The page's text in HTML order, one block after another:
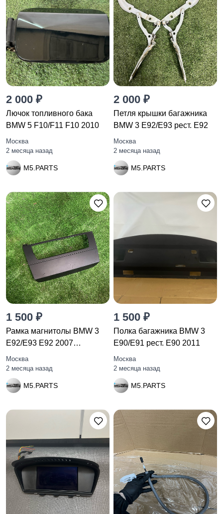
2 000 ₽
Лючок топливного бака
BMW 5 F10/F11 F10 2010
Москва
2 месяца назад
M5.PARTS
2 000 ₽
Петля крышки багажника
BMW 3 E92/E93 рест. E92
Москва
2 месяца назад
M5.PARTS
1 500 ₽
Рамка магнитолы BMW 3
E92/E93 E92 2007
51459118703
Москва
2 месяца назад
M5.PARTS
1 500 ₽
Полка багажника BMW 3
E90/E91 рест. E90 2011
Москва
2 месяца назад
M5.PARTS